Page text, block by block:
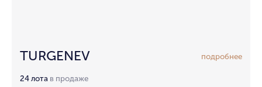
TURGENEV подробнее
24 лота в продаже